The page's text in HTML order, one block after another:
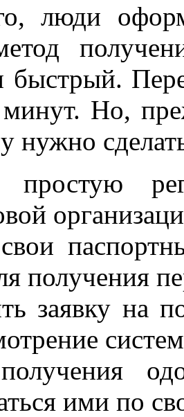
люди
Но,
нужно
простую
получения
заявку на
ими по